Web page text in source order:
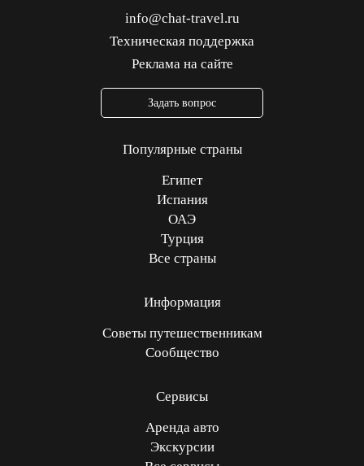
info@chat-travel.ru
Техническая поддержка
Реклама на сайте
Задать вопрос
Популярные страны
Египет
Испания
ОАЭ
Турция
Все страны
Информация
Советы путешественникам
Сообщество
Сервисы
Аренда авто
Экскурсии